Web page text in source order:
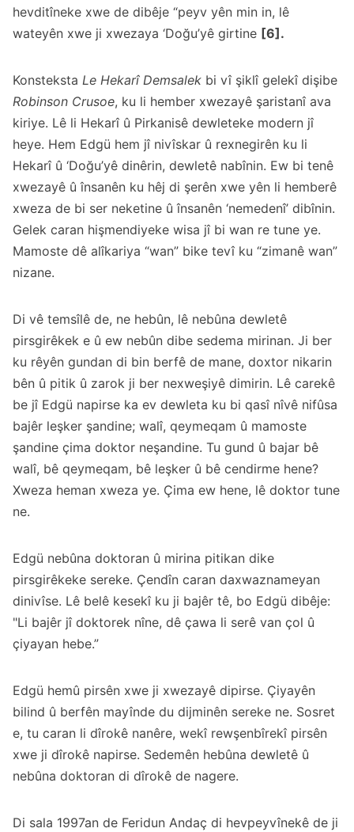
hevditîneke xwe de dibêje “peyv yên min in, lê
wateyên xwe ji xwezaya ‘Doğu’yê girtine [6].
Konsteksta Le Hekarî Demsalek bi vî şiklî gelekî dişibe
Robinson Crusoe, ku li hember xwezayê şaristanî ava
kiriye. Lê li Hekarî û Pirkanisê dewleteke modern jî
heye. Hem Edgü hem jî nivîskar û rexnegirên ku li
Hekarî û ‘Doğu’yê dinêrin, dewletê nabînin. Ew bi tenê
xwezayê û însanên ku hêj di şerên xwe yên li hemberê
xweza de bi ser neketine û însanên ‘nemedenî’ dibînin.
Gelek caran hişmendiyeke wisa jî bi wan re tune ye.
Mamoste dê alîkariya “wan” bike tevî ku “zimanê wan”
nizane.
Di vê temsîlê de, ne hebûn, lê nebûna dewletê
pirsgirêkek e û ew nebûn dibe sedema mirinan. Ji ber
ku rêyên gundan di bin berfê de mane, doxtor nikarin
bên û pitik û zarok ji ber nexweşiyê dimirin. Lê carekê
be jî Edgü napirse ka ev dewleta ku bi qasî nîvê nifûsa
bajêr leşker şandine; walî, qeymeqam û mamoste
şandine çima doktor neşandine. Tu gund û bajar bê
walî, bê qeymeqam, bê leşker û bê cendirme hene?
Xweza heman xweza ye. Çima ew hene, lê doktor tune
ne.
Edgü nebûna doktoran û mirina pitikan dike
pirsgirêkeke sereke. Çendîn caran daxwaznameyan
dinivîse. Lê belê kesekî ku ji bajêr tê, bo Edgü dibêje:
"Li bajêr jî doktorek nîne, dê çawa li serê van çol û
çiyayan hebe.”
Edgü hemû pirsên xwe ji xwezayê dipirse. Çiyayên
bilind û berfên mayînde du dijminên sereke ne. Sosret
e, tu caran li dîrokê nanêre, wekî rewşenbîrekî pirsên
xwe ji dîrokê napirse. Sedemên hebûna dewletê û
nebûna doktoran di dîrokê de nagere.
Di sala 1997an de Feridun Andaç di hevpeyvînekê de ji